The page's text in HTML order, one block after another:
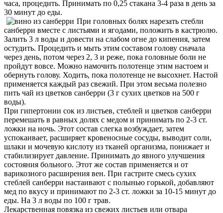
часа, процедить. Принимать по 0,25 стакана 3-4 раза в день за
30 минут до еды.
При головных болях нарезать стебли
санберри вместе с листьями и ягодами, положить в кастрюлю.
Залить 3 л воды и довести на слабом огне до кипения, затем
остудить. Процедить и мыть этим составом голову сначала
через день, потом через 2, 3 и реже, пока головные боли не
пройдут вовсе. Можно намочить полотенце этим настоем и
обернуть голову. Ходить, пока полотенце не высохнет. Настой
применяется каждый раз свежий. При этом весьма полезно
пить чай из цветков санберри (3 г сухих цветков на 500 г
воды).
При гипертонии сок из листьев, стеблей и цветков санберри
перемешать в равных долях с медом и принимать по 2-3 ст.
ложки на ночь. Этот состав слегка возбуждает, затем
успокаивает, расширяет кровеносные сосуды, выводит соли,
шлаки и мочевую кислоту из тканей организма, понижает и
стабилизирует давление. Принимать до явного улучшения
состояния больного. Этот же состав применяется и от
варикозного расширения вен. При гастрите смесь сухих
стеблей санберри настаивают с полынью горькой, добавляют
мед по вкусу и принимают по 2-3 ст. ложки за 10-15 минут до
еды. На 3 л воды по 100 г трав.
Лекарственная повязка из свежих листьев или отвара